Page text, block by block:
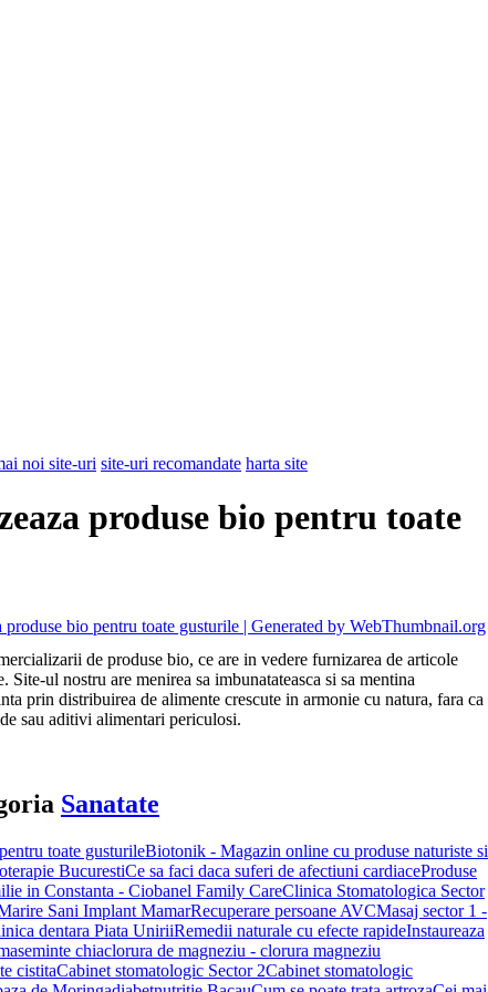
noi site-uri site-uri recomandate harta site
produse bio pentru toate
de produse bio, ce are in vedere furnizarea de articole
Site-ul nostru are menirea sa imbunatateasca si sa mentina
prin distribuirea de alimente crescute in armonie cu natura, fara ca
sau aditivi alimentari periculosi.
Sanatate
toate gusturileBiotonik - Magazin online cu produse naturiste si
BucurestiCe sa faci daca suferi de afectiuni cardiaceProduse
in Constanta - Ciobanel Family CareClinica Stomatologica Sector
Sani Implant MamarRecuperare persoane AVCMasaj sector 1 -
dentara Piata UniriiRemedii naturale cu efecte rapideInstaureaza
seminte chiaclorura de magneziu - clorura magneziu
cistitaCabinet stomatologic Sector 2Cabinet stomatologic